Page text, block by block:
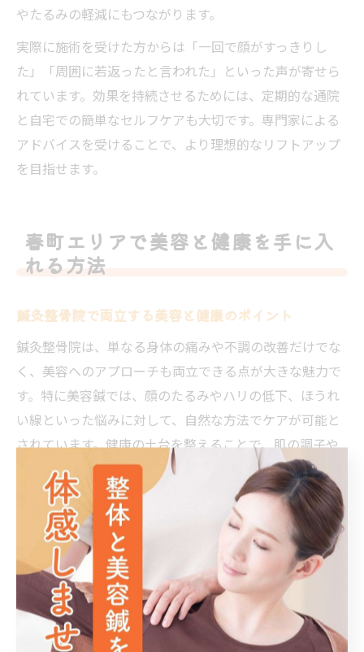
やたるみの軽減にもつながります。
実際に施術を受けた方からは「一回で顔がすっきりし
た」「周囲に若返ったと言われた」といった声が寄せら
れています。効果を持続させるためには、定期的な通院
と自宅での簡単なセルフケアも大切です。専門家による
アドバイスを受けることで、より理想的なリフトアップ
を目指せます。
春町エリアで美容と健康を手に入
れる方法
鍼灸整骨院で両立する美容と健康のポイント
鍼灸整骨院は、単なる身体の痛みや不調の改善だけでな
く、美容へのアプローチも両立できる点が大きな魅力で
す。特に美容鍼では、顔のたるみやハリの低下、ほうれ
い線といった悩みに対して、自然な方法でケアが可能と
されています。健康の土台を整えることで、肌の調子や
血流が改善し、内側から美しさを引き出す効果が期待で
きるのです。
国家資格を持つ施術者による丁寧なカウンセリングと衛
生管理も、安心して施術を受けられる理由のひとつで
す。たとえば、肩こりや眼精疲労に悩む方が美容鍼を受
けたことで、顔色が明るくなったり、表情がやわらいだ
という声も多く聞かれます。美容と健康を同時に叶えた
い方は、鍼灸整骨院の総合的なケアをぜひ体験してみて